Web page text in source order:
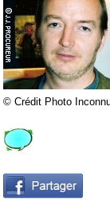
© Crédit Photo